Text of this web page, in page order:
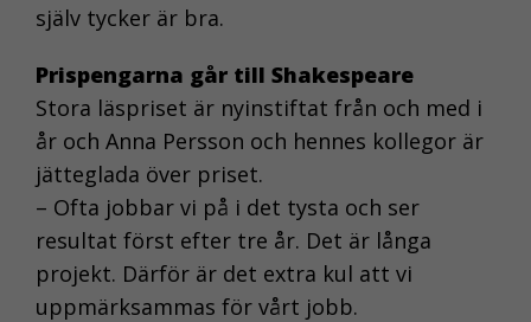
själv tycker är bra.
Prispengarna går till Shakespeare
Stora läspriset är nyinstiftat från och med i
år och Anna Persson och hennes kollegor är
jätteglada över priset.
– Ofta jobbar vi på i det tysta och ser
resultat först efter tre år. Det är långa
projekt. Därför är det extra kul att vi
uppmärksammas för vårt jobb.